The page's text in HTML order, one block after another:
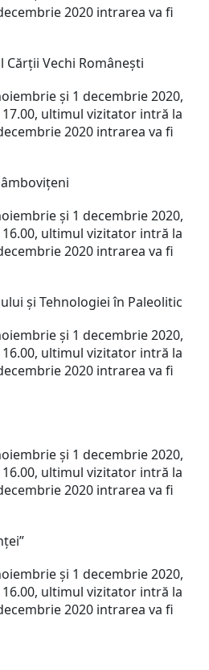
2020 intrarea va fi
Cărţii Vechi Româneşti
și 1 decembrie 2020,
ultimul vizitator intră la
2020 intrarea va fi
și 1 decembrie 2020,
ultimul vizitator intră la
2020 intrarea va fi
şi Tehnologiei în Paleolitic
și 1 decembrie 2020,
ultimul vizitator intră la
2020 intrarea va fi
și 1 decembrie 2020,
ultimul vizitator intră la
2020 intrarea va fi
și 1 decembrie 2020,
ultimul vizitator intră la
2020 intrarea va fi